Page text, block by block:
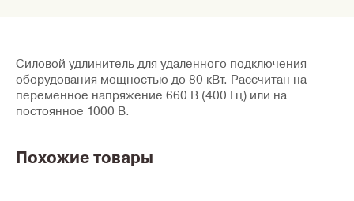
Силовой удлинитель для удаленного подключения
оборудования мощностью до 80 кВт. Рассчитан на
переменное напряжение 660 В (400 Гц) или на
постоянное 1000 В.
Похожие товары